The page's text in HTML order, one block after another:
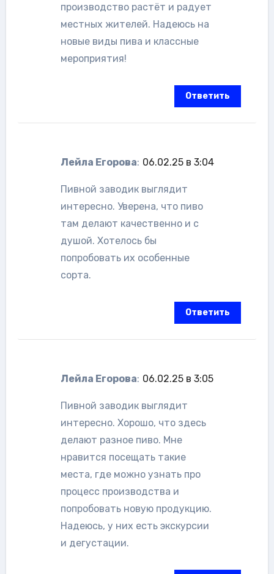
производство растёт и радует
местных жителей. Надеюсь на
новые виды пива и классные
мероприятия!
Ответить
Лейла Егорова: 06.02.25 в 3:04
Пивной заводик выглядит
интересно. Уверена, что пиво
там делают качественно и с
душой. Хотелось бы
попробовать их особенные
сорта.
Ответить
Лейла Егорова: 06.02.25 в 3:05
Пивной заводик выглядит
интересно. Хорошо, что здесь
делают разное пиво. Мне
нравится посещать такие
места, где можно узнать про
процесс производства и
попробовать новую продукцию.
Надеюсь, у них есть экскурсии
и дегустации.